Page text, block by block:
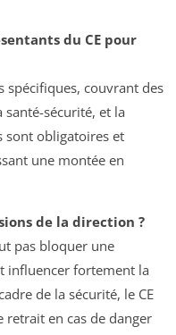
du CE pour
spécifiques, couvrant des
sécurité, et la
sont obligatoires et
une montée en
de la direction ?
pas bloquer une
influencer fortement la
de la sécurité, le CE
retrait en cas de danger